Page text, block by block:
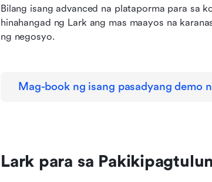
Bilang isang advanced na plataporma para sa
hinahangad ng Lark ang mas maayos na
ng negosyo.
Mag-book ng isang pasadyang demo
Lark para sa